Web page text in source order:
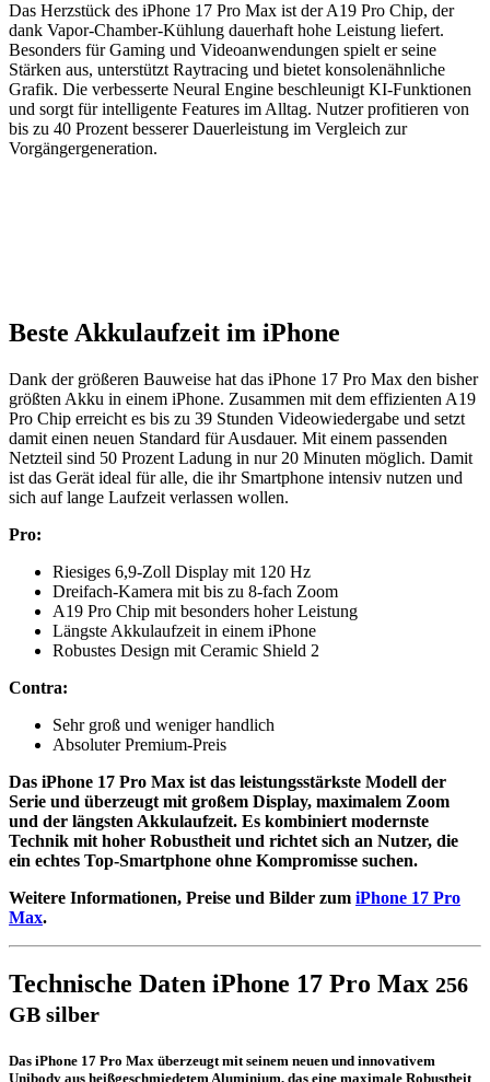
Das Herzstück des iPhone 17 Pro Max ist der A19 Pro Chip, der
dank Vapor-Chamber-Kühlung dauerhaft hohe Leistung liefert.
Besonders für Gaming und Videoanwendungen spielt er seine
Stärken aus, unterstützt Raytracing und bietet konsolenähnliche
Grafik. Die verbesserte Neural Engine beschleunigt KI-Funktionen
und sorgt für intelligente Features im Alltag. Nutzer profitieren von
bis zu 40 Prozent besserer Dauerleistung im Vergleich zur
Vorgängergeneration.
Beste Akkulaufzeit im iPhone
Dank der größeren Bauweise hat das iPhone 17 Pro Max den bisher
größten Akku in einem iPhone. Zusammen mit dem effizienten A19
Pro Chip erreicht es bis zu 39 Stunden Videowiedergabe und setzt
damit einen neuen Standard für Ausdauer. Mit einem passenden
Netzteil sind 50 Prozent Ladung in nur 20 Minuten möglich. Damit
ist das Gerät ideal für alle, die ihr Smartphone intensiv nutzen und
sich auf lange Laufzeit verlassen wollen.
Pro:
Riesiges 6,9-Zoll Display mit 120 Hz
Dreifach-Kamera mit bis zu 8-fach Zoom
A19 Pro Chip mit besonders hoher Leistung
Längste Akkulaufzeit in einem iPhone
Robustes Design mit Ceramic Shield 2
Contra:
Sehr groß und weniger handlich
Absoluter Premium-Preis
Das iPhone 17 Pro Max ist das leistungsstärkste Modell der
Serie und überzeugt mit großem Display, maximalem Zoom
und der längsten Akkulaufzeit. Es kombiniert modernste
Technik mit hoher Robustheit und richtet sich an Nutzer, die
ein echtes Top-Smartphone ohne Kompromisse suchen.
Weitere Informationen, Preise und Bilder zum iPhone 17 Pro
Max.
Technische Daten iPhone 17 Pro Max 256
GB silber
Das iPhone 17 Pro Max überzeugt mit seinem neuen und innovativem
Unibody aus heißgeschmiedetem Aluminium, das eine maximale Robustheit